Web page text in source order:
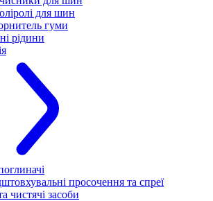
для шин
гуми
рідини
просочення та спреї
чистячі засоби